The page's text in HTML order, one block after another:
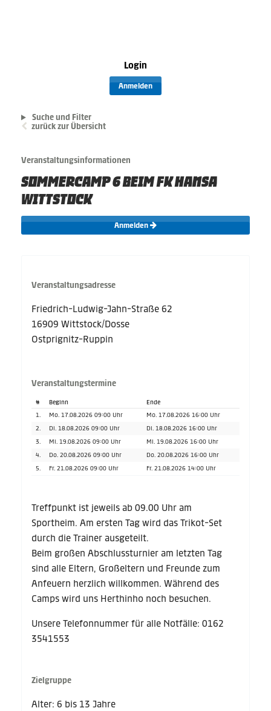
Login
Anmelden
Suche und Filter
zurück zur Übersicht
Veranstaltungsinformationen
SOMMERCAMP 6 BEIM FK HANSA
WITTSTOCK
Anmelden
Veranstaltungsadresse
Friedrich-Ludwig-Jahn-Straße 62
16909 Wittstock/Dosse
Ostprignitz-Ruppin
Veranstaltungstermine
# Beginn
Ende
1.
Mo. 17.08.2026 09:00 Uhr
Mo. 17.08.2026 16:00 Uhr
2.
Di. 18.08.2026 09:00 Uhr
Di. 18.08.2026 16:00 Uhr
3.
Mi. 19.08.2026 09:00 Uhr
Mi. 19.08.2026 16:00 Uhr
4.
Do. 20.08.2026 09:00 Uhr
Do. 20.08.2026 16:00 Uhr
5.
Fr. 21.08.2026 09:00 Uhr Fr. 21.08.2026 14:00 Uhr
Treffpunkt ist jeweils ab 09.00 Uhr am
Sportheim. Am ersten Tag wird das Trikot-Set
durch die Trainer ausgeteilt.
Beim großen Abschlussturnier am letzten Tag
sind alle Eltern, Großeltern und Freunde zum
Anfeuern herzlich willkommen. Während des
Camps wird uns Herthinho noch besuchen.
Unsere Telefonnummer für alle Notfälle: 0162
3541553
Zielgruppe
Alter: 6 bis 13 Jahre